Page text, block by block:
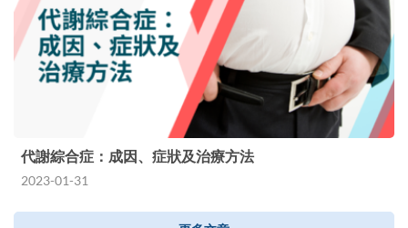
代謝綜合症：成因、症狀及治療方法
2023-01-31